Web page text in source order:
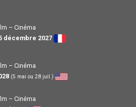
– Cinéma
décembre 2027
– Cinéma
(5 mai ou 28 juil.)
– Cinéma